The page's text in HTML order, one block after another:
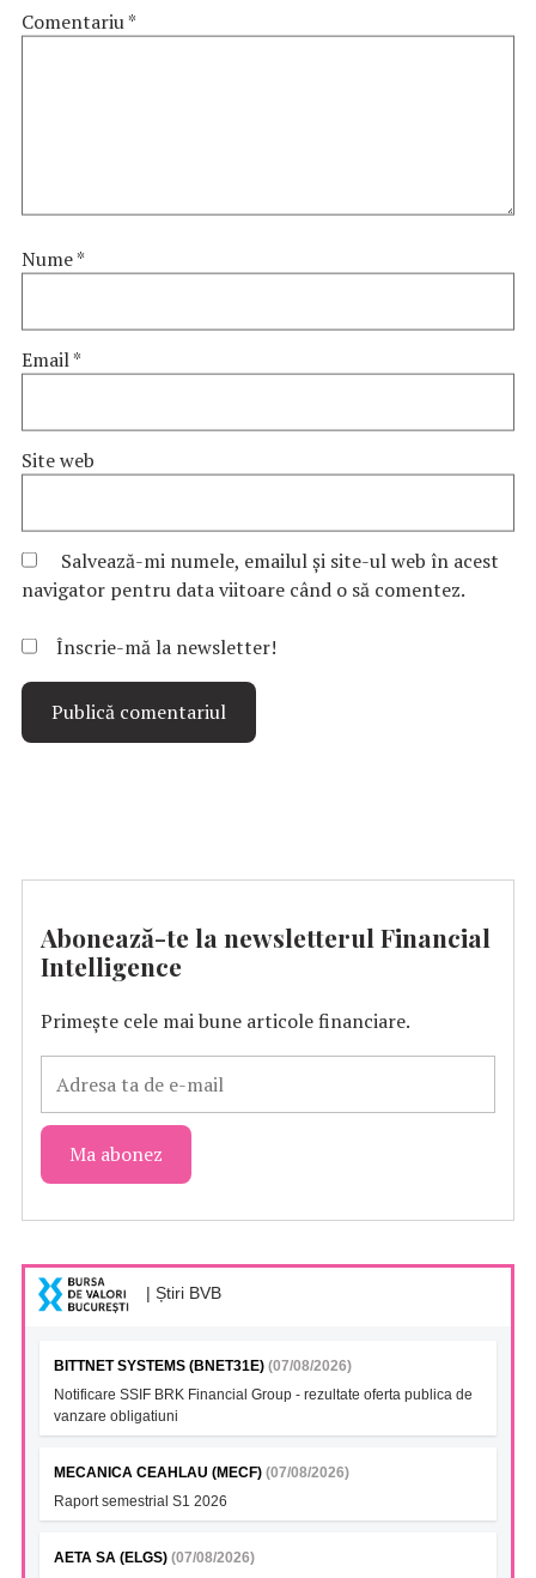
Comentariu*
Nume*
Email*
Site web
Salvează-mi numele, emailul și site-ul web în acest
navigator pentru data viitoare când o să comentez.
Înscrie-mă la newsletter!
Abonează-te la newsletterul Financial
Intelligence
Primește cele mai bune articole financiare.
| Știri BVB
BITTNET SYSTEMS (BNET31E) (07/08/2026)
Notificare SSIF BRK Financial Group - rezultate oferta publica de
vanzare obligatiuni
MECANICA CEAHLAU (MECF) (07/08/2026)
Raport semestrial S1 2026
AETA SA (ELGS) (07/08/2026)